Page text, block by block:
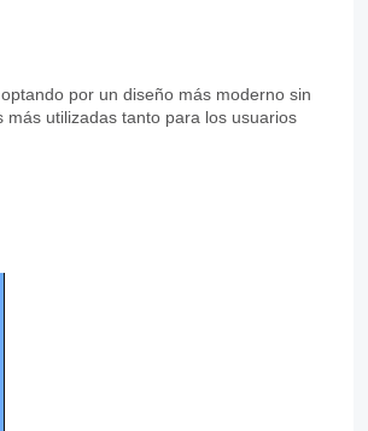
por un diseño más moderno sin
utilizadas tanto para los usuarios